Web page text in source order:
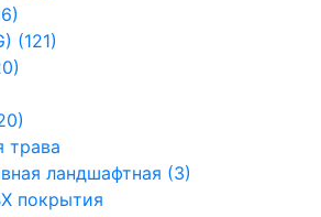
(121)
трава
ландшафтная (3)
покрытия